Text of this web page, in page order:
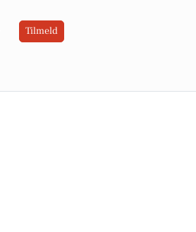
Tilmeld